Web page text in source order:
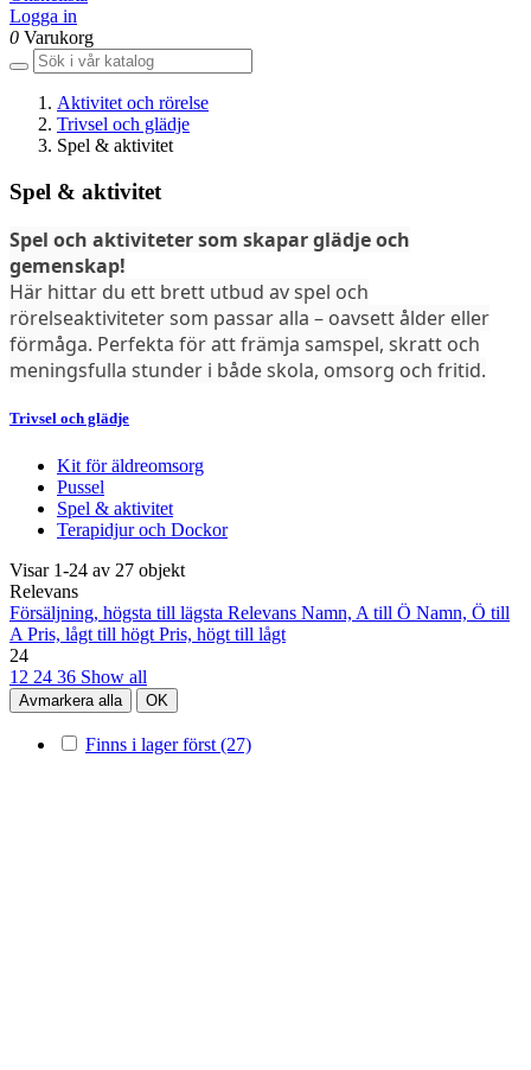
Logga in
0 Varukorg
Aktivitet och rörelse
Trivsel och glädje
Spel & aktivitet
Spel & aktivitet
Spel och aktiviteter som skapar glädje och
gemenskap!
Här hittar du ett brett utbud av spel och
rörelseaktiviteter som passar alla – oavsett ålder eller
förmåga. Perfekta för att främja samspel, skratt och
meningsfulla stunder i både skola, omsorg och fritid.
Trivsel och glädje
Kit för äldreomsorg
Pussel
Spel & aktivitet
Terapidjur och Dockor
Visar 1-24 av 27 objekt
Relevans
Försäljning, högsta till lägsta Relevans Namn, A till Ö Namn, Ö till
A Pris, lågt till högt Pris, högt till lågt
24
12 24 36 Show all
Avmarkera alla OK
Finns i lager först (27)